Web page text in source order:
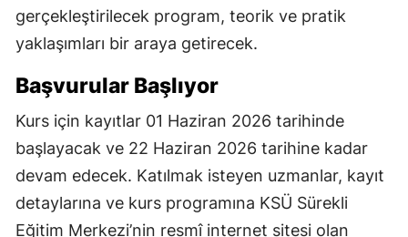
gerçekleştirilecek program, teorik ve pratik
yaklaşımları bir araya getirecek.
Başvurular Başlıyor
Kurs için kayıtlar 01 Haziran 2026 tarihinde
başlayacak ve 22 Haziran 2026 tarihine kadar
devam edecek. Katılmak isteyen uzmanlar, kayıt
detaylarına ve kurs programına KSÜ Sürekli
Eğitim Merkezi’nin resmî internet sitesi olan